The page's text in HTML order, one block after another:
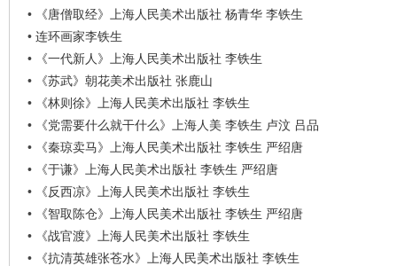
•
《唐僧取经》上海人民美术出版社 杨青华 李铁生
• 连环画家李铁生
•
《一代新人》上海人民美术出版社 李铁生
•
《苏武》朝花美术出版社 张鹿山
•
《林则徐》上海人民美术出版社 李铁生
•
《党需要什么就干什么》上海人美 李铁生 卢汶 吕品
•
《秦琼卖马》上海人民美术出版社 李铁生 严绍唐
•
《于谦》上海人民美术出版社 李铁生 严绍唐
•
《反西凉》上海人民美术出版社 李铁生
•
《智取陈仓》上海人民美术出版社 李铁生 严绍唐
•
《战官渡》上海人民美术出版社 李铁生
•
《抗清英雄张苍水》上海人民美术出版社 李铁生